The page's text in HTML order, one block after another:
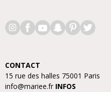
CONTACT
15 rue des halles 75001 Paris
info@mariee.fr INFOS